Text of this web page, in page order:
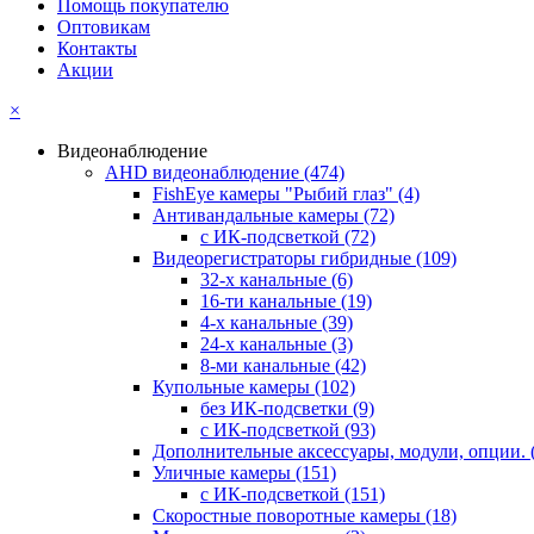
Помощь покупателю
Оптовикам
Контакты
Акции
×
Видеонаблюдение
AHD видеонаблюдение (474)
FishEye камеры "Рыбий глаз" (4)
Антивандальные камеры (72)
с ИК-подсветкой (72)
Видеорегистраторы гибридные (109)
32-х канальные (6)
16-ти канальные (19)
4-х канальные (39)
24-х канальные (3)
8-ми канальные (42)
Купольные камеры (102)
без ИК-подсветки (9)
с ИК-подсветкой (93)
Дополнительные аксессуары, модули, опции.
Уличные камеры (151)
с ИК-подсветкой (151)
Скоростные поворотные камеры (18)